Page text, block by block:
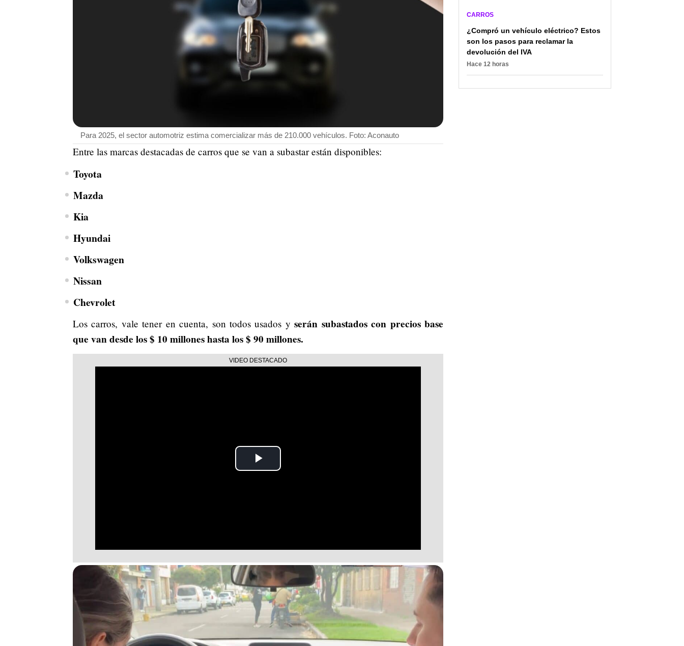
Para 2025, el sector automotriz estima comercializar más de 210.000 vehículos. Foto: Aconauto
Entre las marcas destacadas de carros que se van a subastar están disponibles:
Toyota
Mazda
Kia
Hyundai
Volkswagen
Nissan
Chevrolet
Los carros, vale tener en cuenta, son todos usados yserán subastados con precios base
que van desde los $ 10 millones hasta los $ 90 millones.
Play
CARROS
¿Compró un vehículo eléctrico? Estos
son los pasos para reclamar la
devolución del IVA
Hace 12 horas